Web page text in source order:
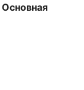
Основная